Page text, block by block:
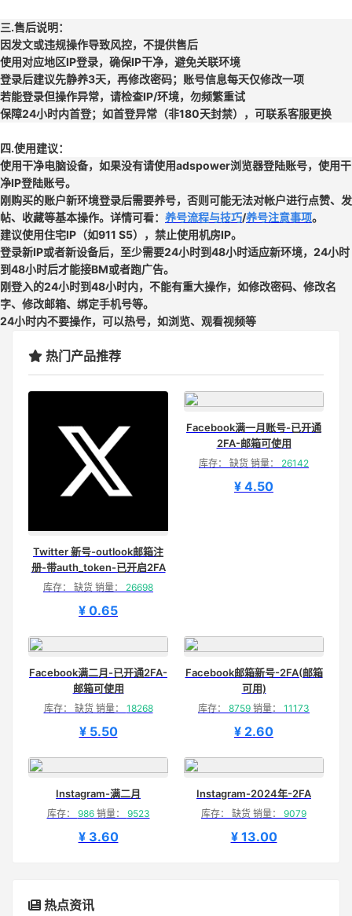
三.售后说明：
因发文或违规操作导致风控，不提供售后
使用对应地区IP登录，确保IP干净，避免关联环境
登录后建议先静养3天，再修改密码；账号信息每天仅修改一项
若能登录但操作异常，请检查IP/环境，勿频繁重试
保障24小时内首登；如首登异常（非180天封禁），可联系客服更换
四.使用建议：
使用干净电脑设备，如果没有请使用adspower浏览器登陆账号，使用干
净IP登陆账号。
刚购买的账户新环境登录后需要养号，否则可能无法对帐户进行点赞、发
帖、收藏等基本操作。详情可看： 养号流程与技巧/养号注意事项。
建议使用住宅IP（如911 S5），禁止使用机房IP。
登录新IP或者新设备后，至少需要24小时到48小时适应新环境，24小时
到48小时后才能接BM或者跑广告。
刚登入的24小时到48小时内，不能有重大操作，如修改密码、修改名
字、修改邮箱、绑定手机号等。
24小时内不要操作，可以热号，如浏览、观看视频等
热门产品推荐
Twitter 新号-outlook邮箱注
册-带auth_token-已开启2FA
库存： 缺货 销量： 26698
¥ 0.65
Facebook满一月账号-已开通
2FA-邮箱可使用
库存： 缺货 销量： 26142
¥ 4.50
Facebook满二月-已开通2FA-
邮箱可使用
库存： 缺货 销量： 18268
¥ 5.50
Facebook邮箱新号-2FA(邮箱
可用)
库存： 8759 销量： 11173
¥ 2.60
Instagram-满二月
库存： 986销量： 9523
¥ 3.60
Instagram-2024年-2FA
库存： 缺货 销量： 9079
¥ 13.00
热点资讯